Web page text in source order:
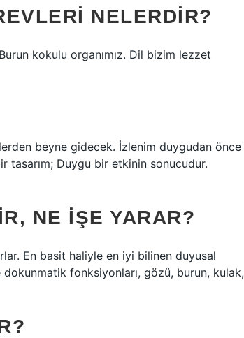
NELERDIR?
kokulu organımız. Dil bizim lezzet
beyne gidecek. İzlenim duygudan önce
tasarım; Duygu bir etkinin sonucudur.
NE IŞE YARAR?
En basit haliyle en iyi bilinen duyusal
fonksiyonları, gözü, burun, kulak,